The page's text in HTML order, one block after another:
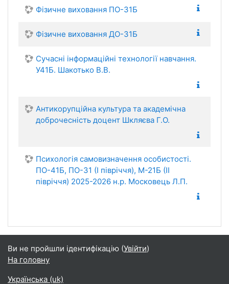
Фізичне виховання ПО-31Б
Фізичне виховання ДО-31Б
Сучасні інформаційні технології навчання.
У41Б. Шакотько В.В.
Антикорупційна культура та академічна
доброчесність доцент Шкляєва Г.О.
Психологія самовизначення особистості.
ПО-41Б, ПО-31 (І півріччя), М-21Б (ІІ
півріччя) 2025-2026 н.р. Московець Л.П.
Ви не пройшли ідентифікацію (Увійти)
На головну
Українська ‎(uk)‎